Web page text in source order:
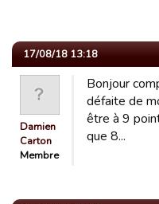
17/08/18 13:18
Damien
Carton
Membre
Bonjour
défaite de
être à 9
que 8...